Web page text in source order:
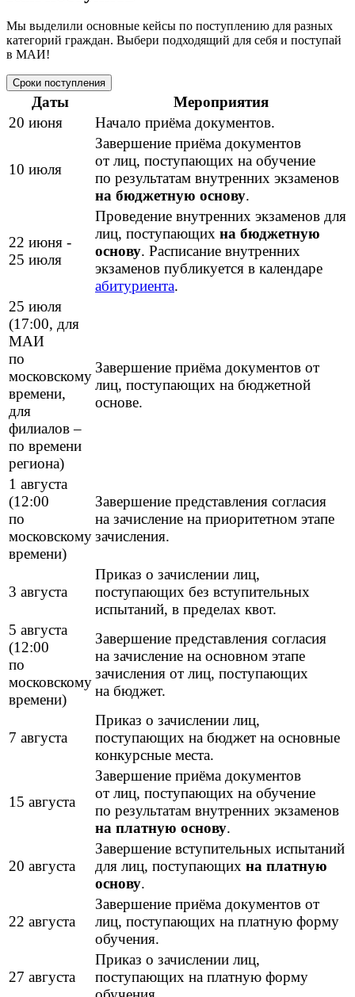
Мы выделили основные кейсы по поступлению для разных
категорий граждан. Выбери подходящий для себя и поступай
в МАИ!
Сроки поступления
Даты
Мероприятия
20 июня
Начало приёма документов.
10 июля
Завершение приёма документов
от лиц, поступающих на обучение
по результатам внутренних экзаменов
на бюджетную основу.
22 июня -
25 июля
Проведение внутренних экзаменов для
лиц, поступающих на бюджетную
основу. Расписание внутренних
экзаменов публикуется в календаре
абитуриента.
25 июля
(17:00, для
МАИ
по
московскому
времени,
для
филиалов –
по времени
региона)
Завершение приёма документов от
лиц, поступающих на бюджетной
основе.
1 августа
(12:00
по
московскому
времени)
Завершение представления согласия
на зачисление на приоритетном этапе
зачисления.
3 августа
Приказ о зачислении лиц,
поступающих без вступительных
испытаний, в пределах квот.
5 августа
(12:00
по
московскому
времени)
Завершение представления согласия
на зачисление на основном этапе
зачисления от лиц, поступающих
на бюджет.
7 августа
Приказ о зачислении лиц,
поступающих на бюджет на основные
конкурсные места.
15 августа
Завершение приёма документов
от лиц, поступающих на обучение
по результатам внутренних экзаменов
на платную основу.
20 августа
Завершение вступительных испытаний
для лиц, поступающих на платную
основу.
22 августа
Завершение приёма документов от
лиц, поступающих на платную форму
обучения.
27 августа
Приказ о зачислении лиц,
поступающих на платную форму